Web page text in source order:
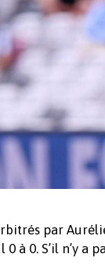
par
à 0. S’il n’y